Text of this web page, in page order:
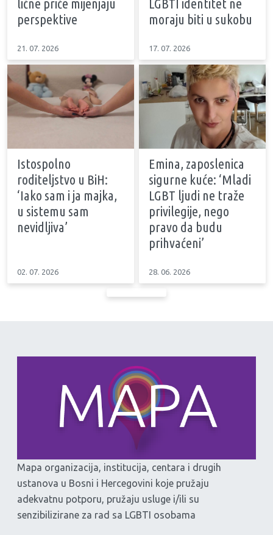
lične priče mijenjaju
perspektive
21. 07. 2026
LGBTI identitet ne
moraju biti u sukobu
17. 07. 2026
Istospolno
roditeljstvo u BiH:
‘Iako sam i ja majka,
u sistemu sam
nevidljiva’
02. 07. 2026
Emina, zaposlenica
sigurne kuće: ‘Mladi
LGBT ljudi ne traže
privilegije, nego
pravo da budu
prihvaćeni’
28. 06. 2026
Mapa organizacija, institucija, centara i drugih
ustanova u Bosni i Hercegovini koje pružaju
adekvatnu potporu, pružaju usluge i/ili su
senzibilizirane za rad sa LGBTI osobama